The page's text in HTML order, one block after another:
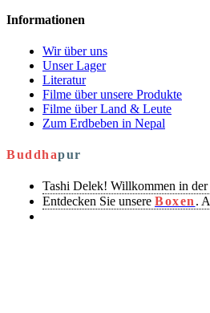
Informationen
Wir über uns
Unser Lager
Literatur
Filme über unsere Produkte
Filme über Land & Leute
Zum Erdbeben in Nepal
Buddhapur
Tashi Delek! Willkommen in der
Entdecken Sie unsere Boxen .